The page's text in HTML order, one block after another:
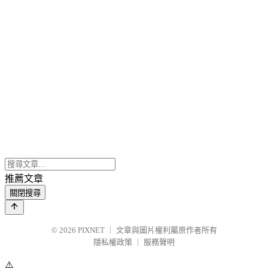
推薦文章
關閉搜尋
© 2026 PIXNET
文章與圖片權利屬原作者所有
隱私權政策
服務聲明
⚠️